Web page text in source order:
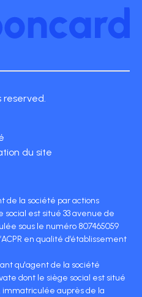
reserved.
du site
de la société par actions
est situé 33 avenue de
sous le numéro 807465059
en qualité d’établissement
qu'agent de la société
dont le siège social est situé
immatriculée auprès de la